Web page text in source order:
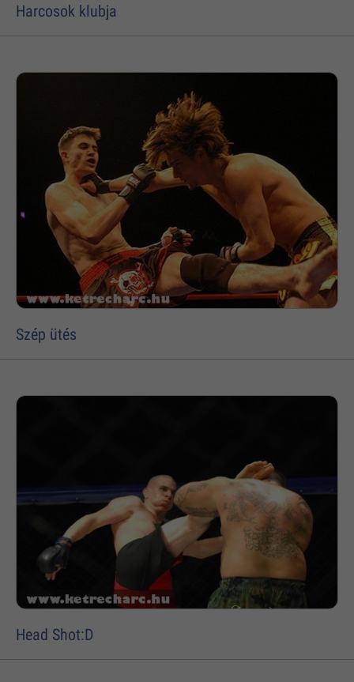
Harcosok klubja
Szép ütés
Head Shot:D